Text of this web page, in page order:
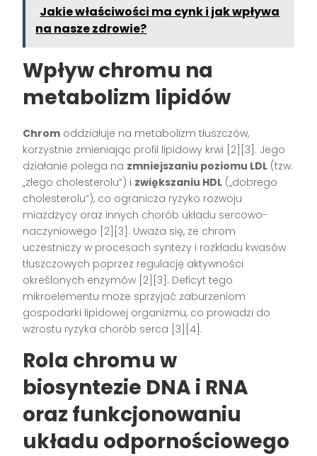
Jakie właściwości ma cynk i jak wpływa
na nasze zdrowie?
Wpływ chromu na
metabolizm lipidów
Chrom oddziałuje na metabolizm tłuszczów,
korzystnie zmieniając profil lipidowy krwi [2][3]. Jego
działanie polega na zmniejszaniu poziomu LDL (tzw.
„złego cholesterolu”) i zwiększaniu HDL („dobrego
cholesterolu”), co ogranicza ryzyko rozwoju
miażdżycy oraz innych chorób układu sercowo-
naczyniowego [2][3]. Uważa się, że chrom
uczestniczy w procesach syntezy i rozkładu kwasów
tłuszczowych poprzez regulację aktywności
określonych enzymów [2][3]. Deficyt tego
mikroelementu może sprzyjać zaburzeniom
gospodarki lipidowej organizmu, co prowadzi do
wzrostu ryzyka chorób serca [3][4].
Rola chromu w
biosyntezie DNA i RNA
oraz funkcjonowaniu
układu odpornościowego